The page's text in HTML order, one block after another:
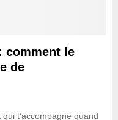
comment le
de
t’accompagne quand